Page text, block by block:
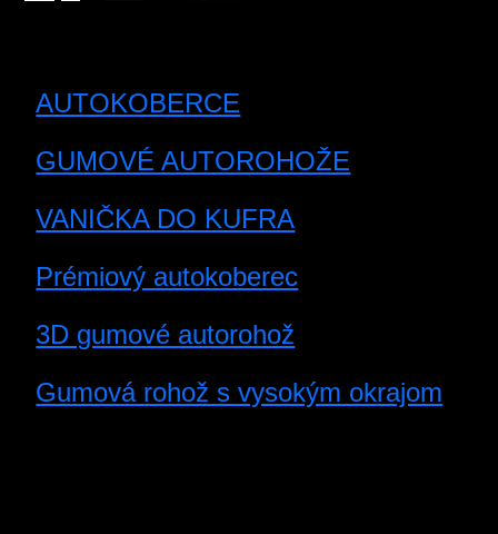
AUTOKOBERCE
GUMOVÉ AUTOROHOŽE
VANIČKA DO KUFRA
Prémiový autokoberec
3D gumové autorohož
Gumová rohož s vysokým okrajom